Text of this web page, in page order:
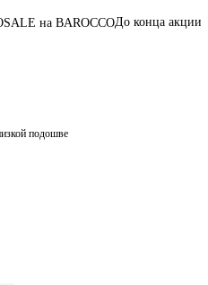
До конца акции04:04:59:53
подошве